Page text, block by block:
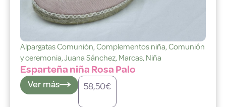
Alpargatas Comunión,Complementos niña,Comunión
y ceremonia,Juana Sánchez, Marcas, Niña
Esparteña niña Rosa Palo
Ver más 58,50€